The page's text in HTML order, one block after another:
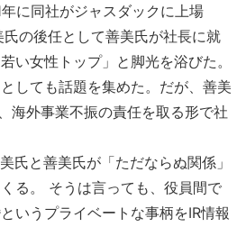
に同社がジャスダックに上場
の後任として善美氏が社長に就
い女性トップ」と脚光を浴びた。
しても話題を集めた。だが、善美
海外事業不振の責任を取る形で社
氏と善美氏が「ただならぬ関係」
る。 そうは言っても、役員間で
いうプライベートな事柄をIR情報